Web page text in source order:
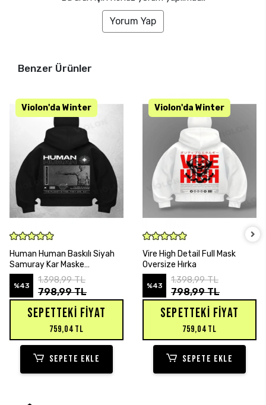
Yorum Yap
Benzer Ürünler
Human Human Baskılı Siyah
Samuray Kar Maske
Sweatshirt Hırka
%43
1.398,99 TL
798,99 TL
SEPETTEKI FIYAT
759,04 TL
SEPETE EKLE
Vire High Detail Full Mask
Oversize Hırka
%43
1.398,99 TL
798,99 TL
SEPETTEKI FIYAT
759,04 TL
SEPETE EKLE